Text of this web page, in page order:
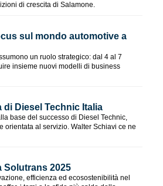
di crescita di Salamone.
sul mondo automotive a
un ruolo strategico: dal 4 al 7
insieme nuovi modelli di business
di Diesel Technic Italia
base del successo di Diesel Technic,
orientata al servizio. Walter Schiavi ce ne
Solutrans 2025
efficienza ed ecosostenibilità nel